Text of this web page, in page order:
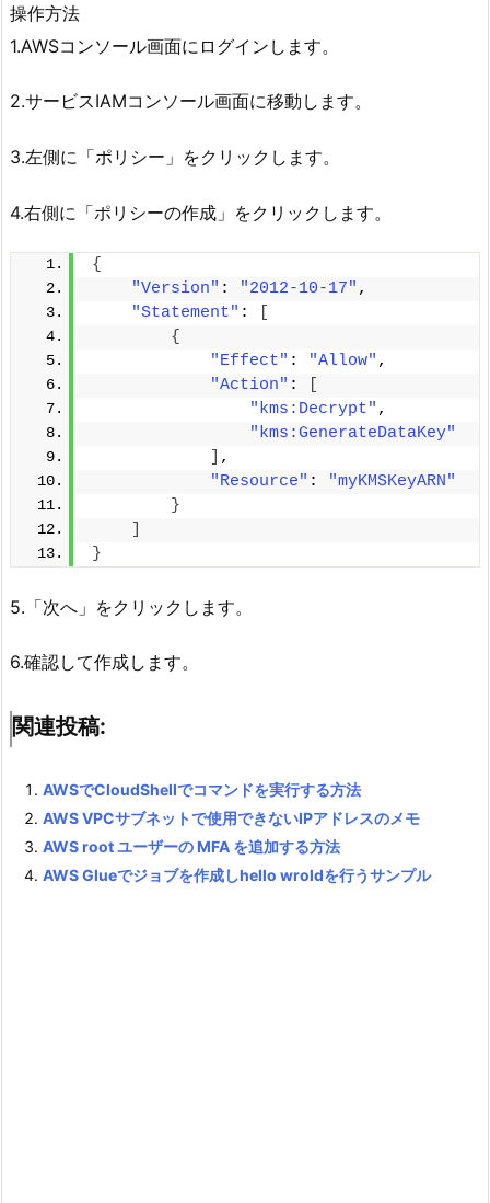
操作方法
1.AWSコンソール画面にログインします。
2.サービスIAMコンソール画面に移動します。
3.左側に「ポリシー」をクリックします。
4.右側に「ポリシーの作成」をクリックします。
{
"Version" : "2012-10-17" ,
"Statement" :
{
"Effect" : "Allow" ,
"Action" :
"kms:Decrypt" ,
"kms:GenerateDataKey"
,
"Resource" :
"myKMSKeyARN"
}
}
5.「次へ」をクリックします。
6.確認して作成します。
関連投稿:
AWSでCloudShellでコマンドを実行する方法
AWS VPCサブネットで使用できないIPアドレスのメモ
AWS root ユーザーの MFA を追加する方法
AWS Glueでジョブを作成しhello wroldを行うサンプル